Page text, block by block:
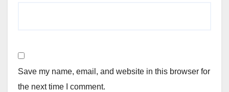
Save my name, email, and website in this browser for
the next time I comment.